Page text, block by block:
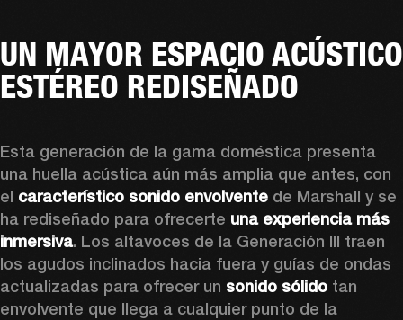
UN MAYOR ESPACIO ACÚSTICO
ESTÉREO REDISEÑADO
Esta generación de la gama doméstica presenta
una huella acústica aún más amplia que antes, con
el característico sonido envolvente de Marshall y se
ha rediseñado para ofrecerte una experiencia más
inmersiva. Los altavoces de la Generación III traen
los agudos inclinados hacia fuera y guías de ondas
actualizadas para ofrecer un sonido sólido tan
envolvente que llega a cualquier punto de la